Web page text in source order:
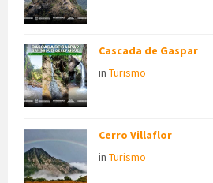
Cascada de Gaspar
in Turismo
Cerro Villaflor
in Turismo